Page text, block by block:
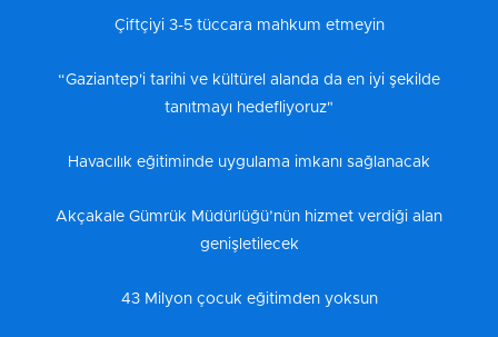
Çiftçiyi 3-5 tüccara mahkum etmeyin
“Gaziantep'i tarihi ve kültürel alanda da en iyi şekilde
tanıtmayı hedefliyoruz"
Havacılık eğitiminde uygulama imkanı sağlanacak
Akçakale Gümrük Müdürlüğü’nün hizmet verdiği alan
genişletilecek
43 Milyon çocuk eğitimden yoksun